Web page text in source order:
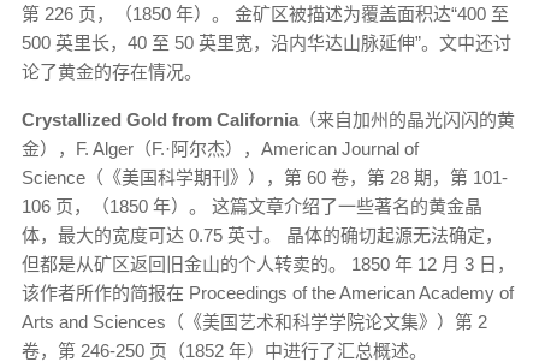
第 226 页，（1850 年）。 金矿区被描述为覆盖面积达“400 至
500 英里长，40 至 50 英里宽，沿内华达山脉延伸”。文中还讨
论了黄金的存在情况。
Crystallized Gold from California （来自加州的晶光闪闪的黄
金），F. Alger（F.·阿尔杰），American Journal of
Science（《美国科学期刊》），第 60 卷，第 28 期，第 101-
106 页，（1850 年）。 这篇文章介绍了一些著名的黄金晶
体，最大的宽度可达 0.75 英寸。 晶体的确切起源无法确定，
但都是从矿区返回旧金山的个人转卖的。 1850 年 12 月 3 日，
该作者所作的简报在 Proceedings of the American Academy of
Arts and Sciences（《美国艺术和科学学院论文集》）第 2
卷，第 246-250 页（1852 年）中进行了汇总概述。